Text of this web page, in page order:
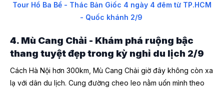
Tour Hồ Ba Bể - Thác Bản Giốc 4 ngày 4 đêm từ TP.HCM
- Quốc khánh 2/9
4. Mù Cang Chải - Khám phá ruộng bậc
thang tuyệt đẹp trong kỳ nghỉ du lịch 2/9
Cách Hà Nội hơn 300km, Mù Cang Chải giờ đây không còn xa
lạ với dân du lịch. Cung đường cheo leo nằm uốn mình theo